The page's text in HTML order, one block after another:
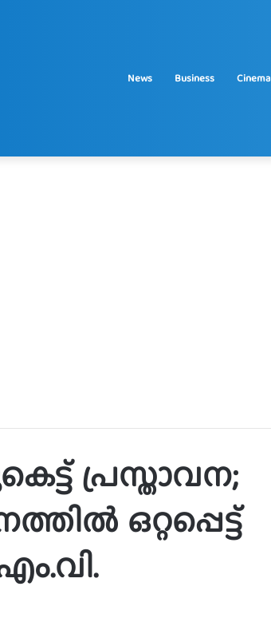
News Business Cinema
പ്രസ്താവന;
ഒറ്റപ്പെട്ട്